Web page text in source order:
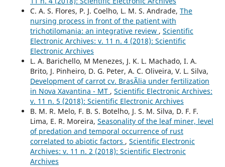
C. A. S. Flores, P. J. Coelho, L. M. S. Andrade, The
nursing process in front of the patient with
trichotilomania: an integrative review , Scientific
Electronic Archives: v. 11 n. 4 (2018): Scientific
Electronic Archives
L. A. Barichello, M Menezes, J. K. L. Machado, I. A.
Brito, J. Pinheiro, D. G. Peter, A. C. Oliveira, V. L. Silva,
Development of carrot cv. BrasÃ­lia under fertilization
in Nova Xavantina - MT , Scientific Electronic Archives:
v. 11 n. 5 (2018): Scientific Electronic Archives
B. M. R. Melo, F. B. S. Botelho, J. S. M. Silva, D. F. F.
Lima, E. R. Moreira, Seasonality of the leaf miner, level
of predation and temporal occurrence of rust
correlated to abiotic factors , Scientific Electronic
Archives: v. 11 n. 2 (2018): Scientific Electronic
Archives